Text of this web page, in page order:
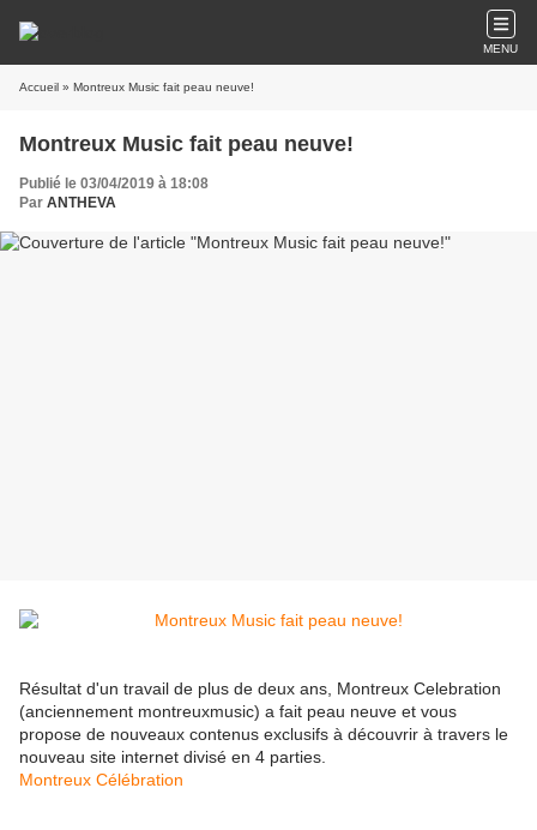
MENU
Accueil » Montreux Music fait peau neuve!
Montreux Music fait peau neuve!
Publié le 03/04/2019 à 18:08
Par ANTHEVA
Résultat d'un travail de plus de deux ans, Montreux Celebration
(anciennement montreuxmusic) a fait peau neuve et vous
propose de nouveaux contenus exclusifs à découvrir à travers le
nouveau site internet divisé en 4 parties.
Montreux Célébration